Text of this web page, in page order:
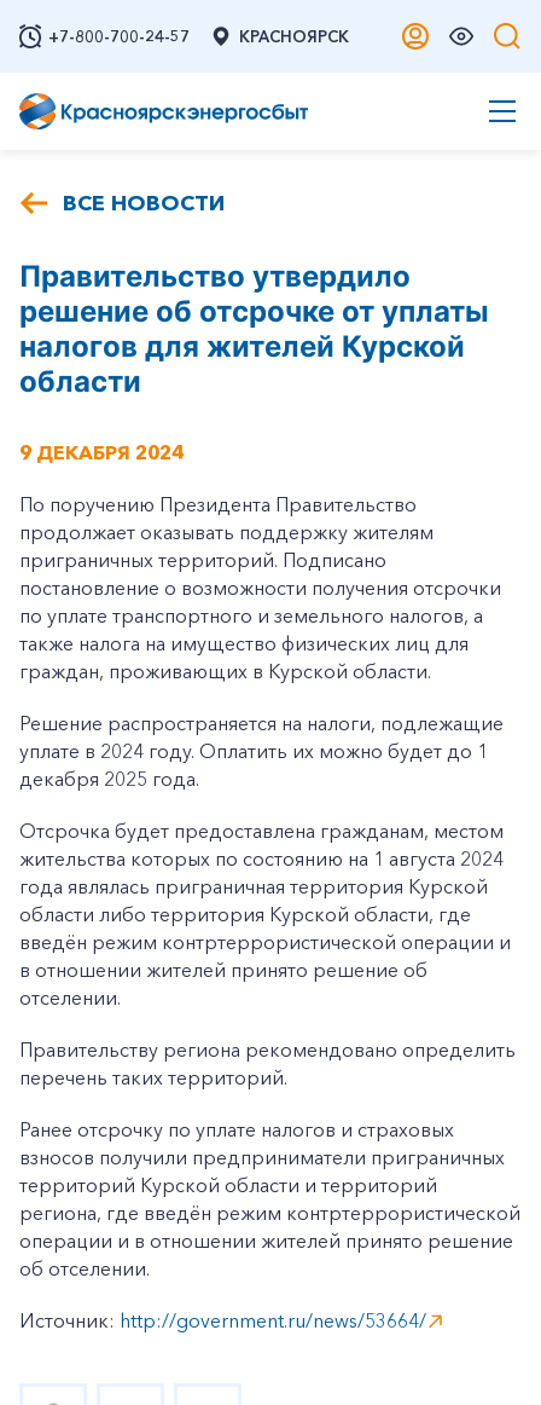
+7-800-700-24-57 КРАСНОЯРСК
ВСЕ НОВОСТИ
Правительство утвердило
решение об отсрочке от уплаты
налогов для жителей Курской
области
9 ДЕКАБРЯ 2024
По поручению Президента Правительство
продолжает оказывать поддержку жителям
приграничных территорий. Подписано
постановление о возможности получения отсрочки
по уплате транспортного и земельного налогов, а
также налога на имущество физических лиц для
граждан, проживающих в Курской области.
Решение распространяется на налоги, подлежащие
уплате в 2024 году. Оплатить их можно будет до 1
декабря 2025 года.
Отсрочка будет предоставлена гражданам, местом
жительства которых по состоянию на 1 августа 2024
года являлась приграничная территория Курской
области либо территория Курской области, где
введён режим контртеррористической операции и
в отношении жителей принято решение об
отселении.
Правительству региона рекомендовано определить
перечень таких территорий.
Ранее отсрочку по уплате налогов и страховых
взносов получили предприниматели приграничных
территорий Курской области и территорий
региона, где введён режим контртеррористической
операции и в отношении жителей принято решение
об отселении.
Источник: http://government.ru/news/53664/